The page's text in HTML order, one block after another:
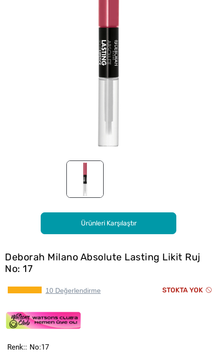
Ürünleri Karşılaştır
Deborah Milano Absolute Lasting Likit Ruj
No: 17
10 Değerlendirme STOKTA YOK
Renk: No:17